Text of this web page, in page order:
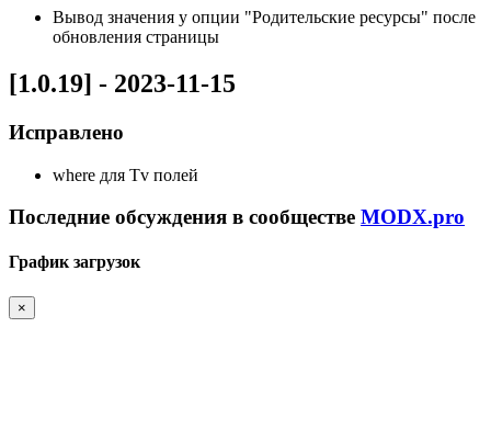
Вывод значения у опции "Родительские ресурсы" после
обновления страницы
[1.0.19] - 2023-11-15
Исправлено
where для Tv полей
Последние обсуждения в сообществе MODX.pro
График загрузок
×